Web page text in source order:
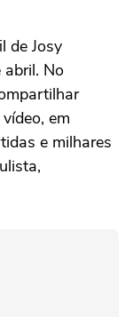
de Josy
abril. No
em
e milhares